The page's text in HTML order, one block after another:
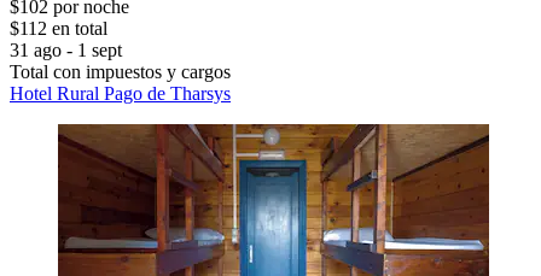
$102 por noche
$112 en total
31 ago - 1 sept
Total con impuestos y cargos
Hotel Rural Pago de Tharsys